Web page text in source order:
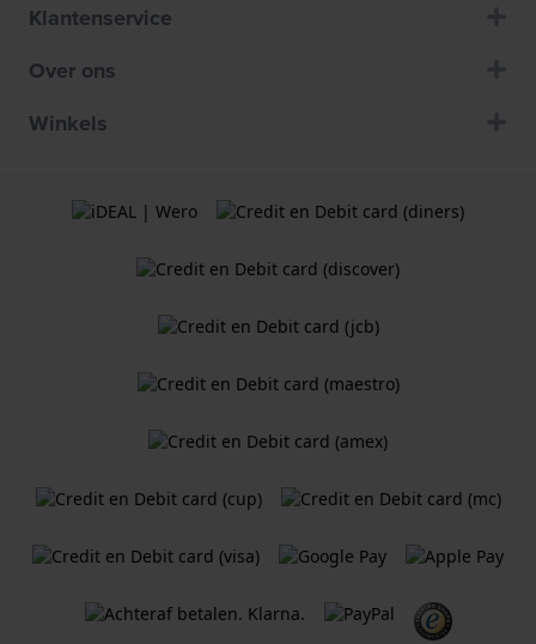
Klantenservice
Over ons
Winkels